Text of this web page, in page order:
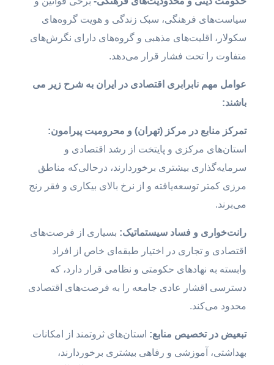
سیاست‌های فرهنگی، سبک زندگی و هویت گروه‌های
سکولار، اقلیت‌های مذهبی و گروه‌های دارای نگرش‌های
متفاوت را تحت فشار قرار می‌دهد.
عوامل مهم نابرابر ی اقتصادی در ایران به شرح زیر می
باشند:
تمرکز منابع در مرکز (تهران) و محرومیت پیرامون:
استان‌های مرکزی و پایتخت از رشد اقتصادی و
سرمایه‌گذاری بیشتری برخوردارند، درحالی‌که مناطق
مرزی کمتر توسعه‌یافته و از نرخ بالای بیکاری و فقر رنج
می‌برند.
رانت‌خوار ی و فساد سیستماتیک: بسیاری از فرصت‌های
اقتصادی و تجاری در اختیار طبقه‌ای خاص از افراد
وابسته به نهادهای حکومتی و نظامی قرار دارد، که
دسترسی اقشار عادی جامعه را به فرصت‌های اقتصادی
محدود می‌کند.
تبعیض در تخصیص منابع: استان‌های ثروتمند از امکانات
بهداشتی، آموزشی و رفاهی بیشتری برخوردارند،